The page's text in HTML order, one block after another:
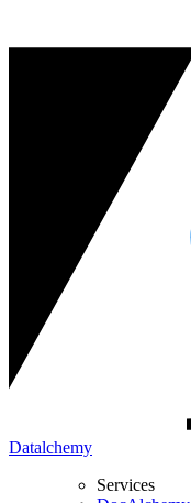
Datalchemy
Services